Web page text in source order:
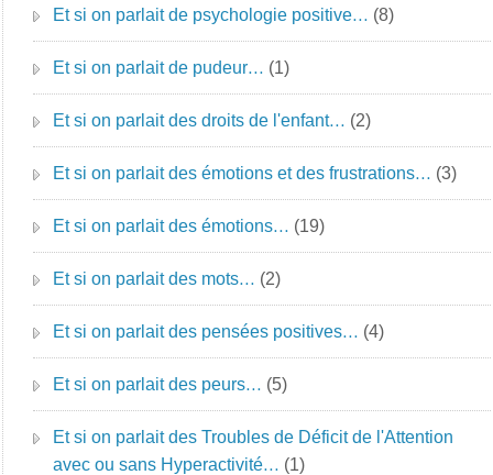
Et si on parlait de psychologie positive… (8)
Et si on parlait de pudeur… (1)
Et si on parlait des droits de l'enfant… (2)
Et si on parlait des émotions et des frustrations… (3)
Et si on parlait des émotions… (19)
Et si on parlait des mots… (2)
Et si on parlait des pensées positives… (4)
Et si on parlait des peurs… (5)
Et si on parlait des Troubles de Déficit de l'Attention
avec ou sans Hyperactivité… (1)